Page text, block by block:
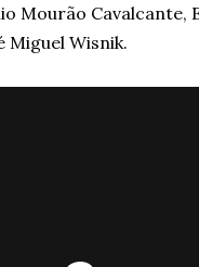
Mourão Cavalcante,
Miguel Wisnik.